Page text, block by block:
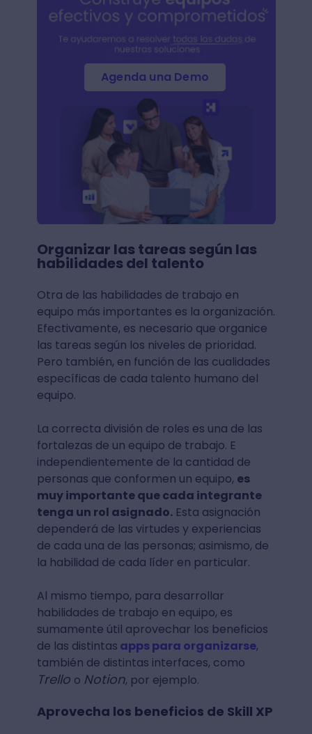
Agenda una Demo
Organizar las tareas según las
habilidades del talento
Otra de las habilidades de trabajo en
equipo más importantes es la organización.
Efectivamente, es necesario que organice
las tareas según los niveles de prioridad.
Pero también, en función de las cualidades
específicas de cada talento humano del
equipo.
La correcta división de roles es una de las
fortalezas de un equipo de trabajo. E
independientemente de la cantidad de
personas que conformen un equipo, es
muy importante que cada integrante
tenga un rol asignado.Esta asignación
dependerá de las virtudes y experiencias
de cada una de las personas; asimismo, de
la habilidad de cada líder en particular.
Al mismo tiempo, para desarrollar
habilidades de trabajo en equipo, es
sumamente útil aprovechar los beneficios
de las distintas apps para organizarse,
también de distintas interfaces, como
Trello o Notion, por ejemplo.
Aprovecha los beneficios de Skill XP